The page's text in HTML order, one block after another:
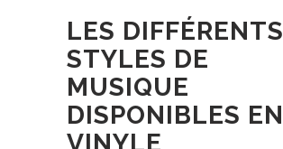
LES DIFFÉRENTS
STYLES DE
MUSIQUE
DISPONIBLES EN
VINYLE